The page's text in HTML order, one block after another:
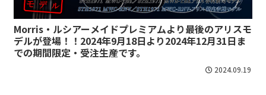
Morris・ルシアーメイドプレミアムより最後のアリスモ
デルが登場！！2024年9月18日より2024年12月31日ま
での期間限定・受注生産です。
2024.09.19